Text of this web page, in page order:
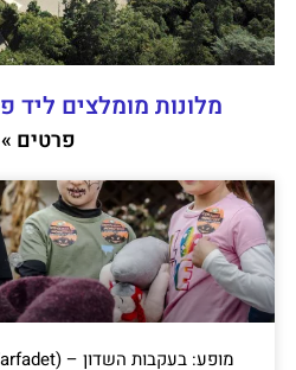
מלונות מומלצים
פרטים »